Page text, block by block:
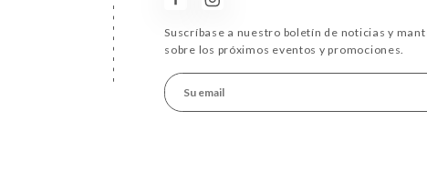
Suscríbase a nuestro boletín de noticias y
sobre los próximos eventos y promociones.